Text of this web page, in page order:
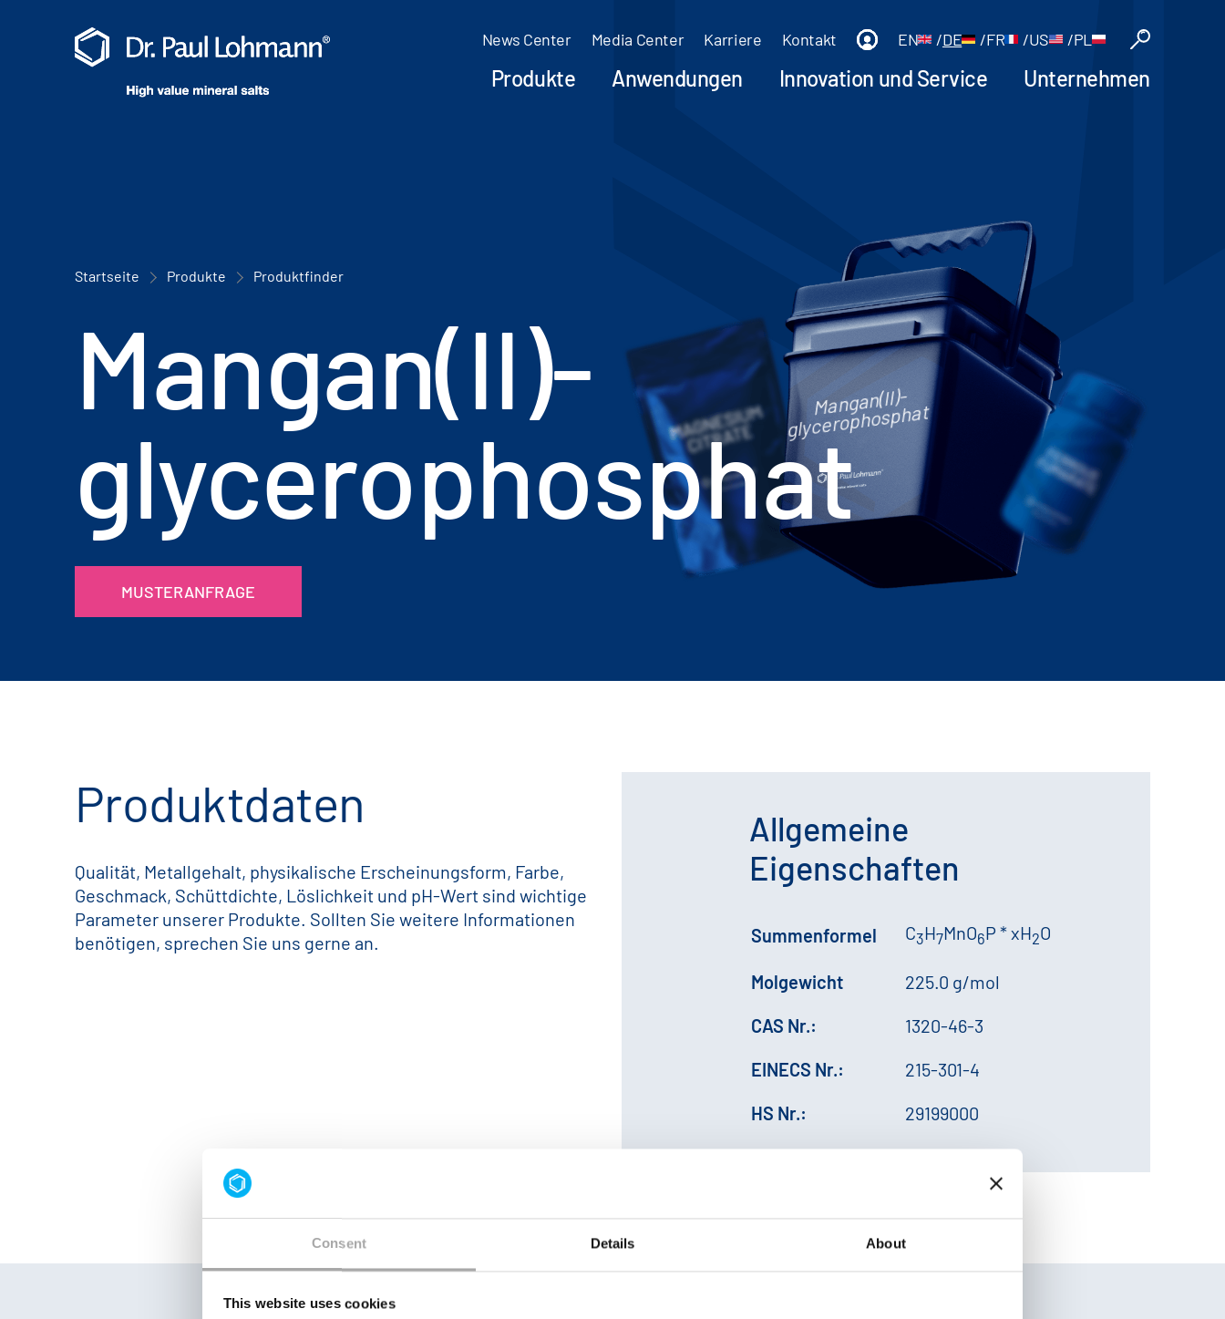
Consent Details About
This website uses cookies
News Center Media Center Karriere Kontakt EN /DE /FR /US /PL
Produkte Anwendungen Innovation und Service Unternehmen
Startseite Produkte Produktfinder
Mangan(II)-
glycerophosphat
MUSTERANFRAGE
Mangan(II)-
glycerophosphat
Produktdaten
Qualität, Metallgehalt, physikalische Erscheinungsform, Farbe,
Geschmack, Schüttdichte, Löslichkeit und pH-Wert sind wichtige
Parameter unserer Produkte. Sollten Sie weitere Informationen
benötigen, sprechen Sie uns gerne an.
Allgemeine
Eigenschaften
Summenformel C3H7MnO6P * xH2O
Molgewicht
225.0 g/mol
CAS Nr.:
1320-46-3
EINECS Nr.:
215-301-4
HS Nr.:
29199000